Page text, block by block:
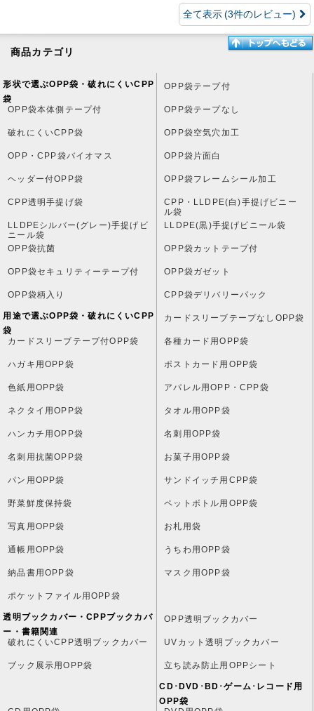
全て表示 (3件のレビュー)
商品カテゴリ
形状で選ぶOPP袋・破れにくいCPP
袋
OPP袋テープ付
OPP袋本体側テープ付 OPP袋テープなし
破れにくいCPP袋 OPP袋空気穴加工
OPP・CPP袋バイオマス OPP袋片面白
ヘッダー付OPP袋 OPP袋フレームシール加工
CPP透明手提げ袋
CPP・LLDPE(白)手提げビニー
ル袋
LLDPEシルバー(グレー)手提げビ
ニール袋
LLDPE(黒)手提げビニール袋
OPP袋抗菌 OPP袋カットテープ付
OPP袋セキュリティーテープ付 OPP袋ガゼット
OPP袋柄入り CPP袋デリバリーパック
用途で選ぶOPP袋・破れにくいCPP
袋
カードスリーブテープなしOPP袋
カードスリーブテープ付OPP袋 各種カード用OPP袋
ハガキ用OPP袋 ポストカード用OPP袋
色紙用OPP袋 アパレル用OPP・CPP袋
ネクタイ用OPP袋 タオル用OPP袋
ハンカチ用OPP袋 名刺用OPP袋
名刺用抗菌OPP袋 お菓子用OPP袋
パン用OPP袋 サンドイッチ用CPP袋
野菜鮮度保持袋 ペットボトル用OPP袋
写真用OPP袋 お札用袋
通帳用OPP袋 うちわ用OPP袋
納品書用OPP袋 マスク用OPP袋
ポケットファイル用OPP袋
透明ブックカバー・CPPブックカバ
ー・書籍関連
OPP透明ブックカバー
破れにくいCPP透明ブックカバー UVカット透明ブックカバー
ブック展示用OPP袋 立ち読み防止用OPPシート
CD･DVD･BD･ゲーム･レコード用
OPP袋